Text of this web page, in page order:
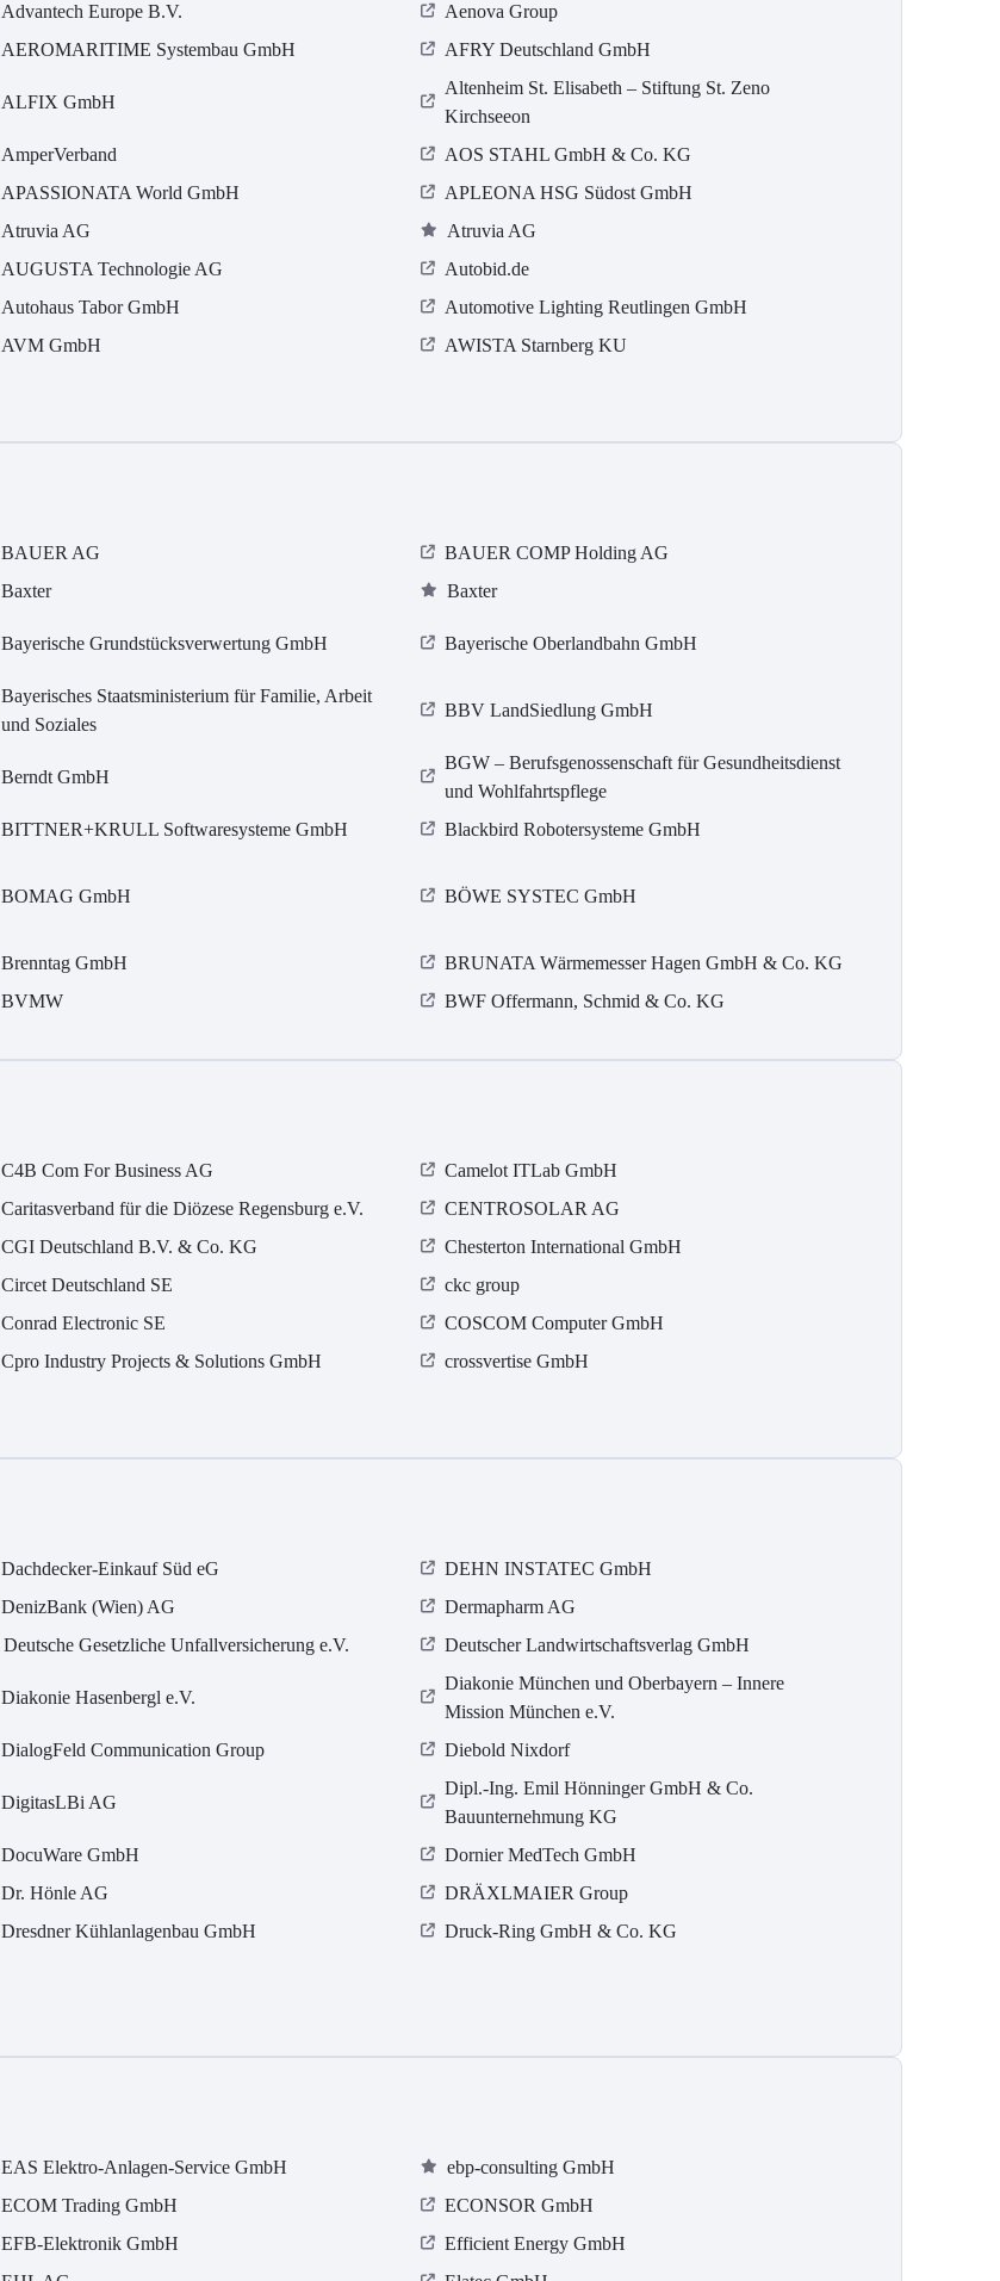
Advantech Europe B.V.
Aenova Group
AEROMARITIME Systembau GmbH AFRY Deutschland GmbH
ALFIX GmbH
Altenheim St. Elisabeth – Stiftung St. Zeno
Kirchseeon
AmperVerband
AOS STAHL GmbH & Co. KG
APASSIONATA World GmbH
APLEONA HSG Südost GmbH
Atruvia AG
Atruvia AG
AUGUSTA Technologie AG
Autobid.de
Autohaus Tabor GmbH
Automotive Lighting Reutlingen GmbH
AVM GmbH
AWISTA Starnberg KU
BAUER AG
BAUER COMP Holding AG
Baxter
Baxter
Bayerische Grundstücksverwertung GmbH Bayerische Oberlandbahn GmbH
Bayerisches Staatsministerium für Familie, Arbeit
und Soziales
BBV LandSiedlung GmbH
Berndt GmbH
BGW – Berufsgenossenschaft für Gesundheitsdienst
und Wohlfahrtspflege
BITTNER+KRULL Softwaresysteme GmbH
Blackbird Robotersysteme GmbH
BOMAG GmbH BÖWE SYSTEC GmbH
Brenntag GmbH
BRUNATA Wärmemesser Hagen GmbH & Co. KG
BVMW BWF Offermann, Schmid & Co. KG
C4B Com For Business AG
Camelot ITLab GmbH
Caritasverband für die Diözese Regensburg e.V.
CENTROSOLAR AG
CGI Deutschland B.V. & Co. KG
Chesterton International GmbH
Circet Deutschland SE
ckc group
Conrad Electronic SE
COSCOM Computer GmbH
Cpro Industry Projects & Solutions GmbH
crossvertise GmbH
Dachdecker-Einkauf Süd eG
DEHN INSTATEC GmbH
DenizBank (Wien) AG
Dermapharm AG
Deutsche Gesetzliche Unfallversicherung e.V. Deutscher Landwirtschaftsverlag GmbH
Diakonie Hasenbergl e.V.
Diakonie München und Oberbayern – Innere
Mission München e.V.
DialogFeld Communication Group Diebold Nixdorf
DigitasLBi AG
Dipl.-Ing. Emil Hönninger GmbH & Co.
Bauunternehmung KG
DocuWare GmbH
Dornier MedTech GmbH
Dr. Hönle AG
DRÄXLMAIER Group
Dresdner Kühlanlagenbau GmbH
Druck-Ring GmbH & Co. KG
EAS Elektro-Anlagen-Service GmbH
ebp-consulting GmbH
ECOM Trading GmbH
ECONSOR GmbH
EFB-Elektronik GmbH
Efficient Energy GmbH